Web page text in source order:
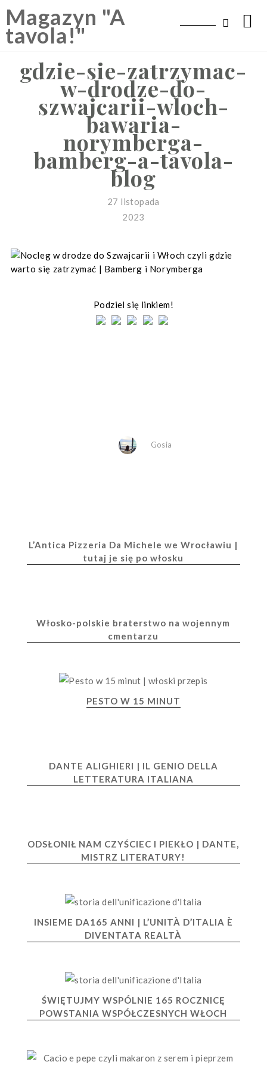
Skip
to
content
Magazyn "A
tavola!"
gdzie-sie-zatrzymac-
w-drodze-do-
szwajcarii-wloch-
bawaria-
norymberga-
bamberg-a-tavola-
blog
27 listopada
2023
Podziel się linkiem!
Gosia
L’Antica Pizzeria Da Michele we Wrocławiu |
tutaj je się po włosku
Włosko-polskie braterstwo na wojennym
cmentarzu
PESTO W 15 MINUT
DANTE ALIGHIERI | IL GENIO DELLA
LETTERATURA ITALIANA
ODSŁONIŁ NAM CZYŚCIEC I PIEKŁO | DANTE,
MISTRZ LITERATURY!
INSIEME DA165 ANNI | L’UNITÀ D’ITALIA È
DIVENTATA REALTÀ
ŚWIĘTUJMY WSPÓLNIE 165 ROCZNICĘ
POWSTANIA WSPÓŁCZESNYCH WŁOCH